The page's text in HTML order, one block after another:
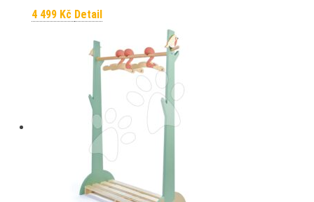
4 499 Kč Detail